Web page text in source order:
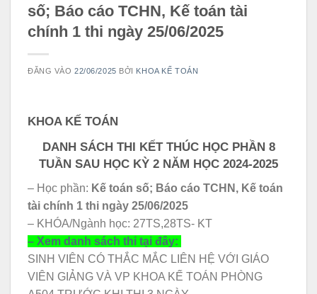
số; Báo cáo TCHN, Kế toán tài
chính 1 thi ngày 25/06/2025
ĐĂNG VÀO22/06/2025 BỞI KHOA KẾ TOÁN
KHOA KẾ TOÁN
DANH SÁCH THI KẾT THÚC HỌC PHẦN 8
TUẦN SAU HỌC KỲ 2 NĂM HỌC 2024-2025
– Học phần: Kế toán số; Báo cáo TCHN, Kế toán
tài chính 1 thi ngày 25/06/2025
– KHÓA/Ngành học: 27TS,28TS- KT
– Xem danh sách thi tại đây:
SINH VIÊN CÓ THẮC MẮC LIÊN HỆ VỚI GIÁO
VIÊN GIẢNG VÀ VP KHOA KẾ TOÁN PHÒNG